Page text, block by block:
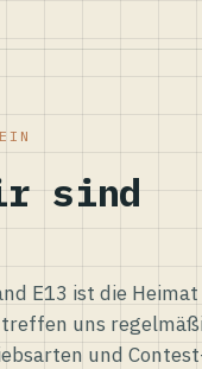
sind
E13 ist die
uns
und